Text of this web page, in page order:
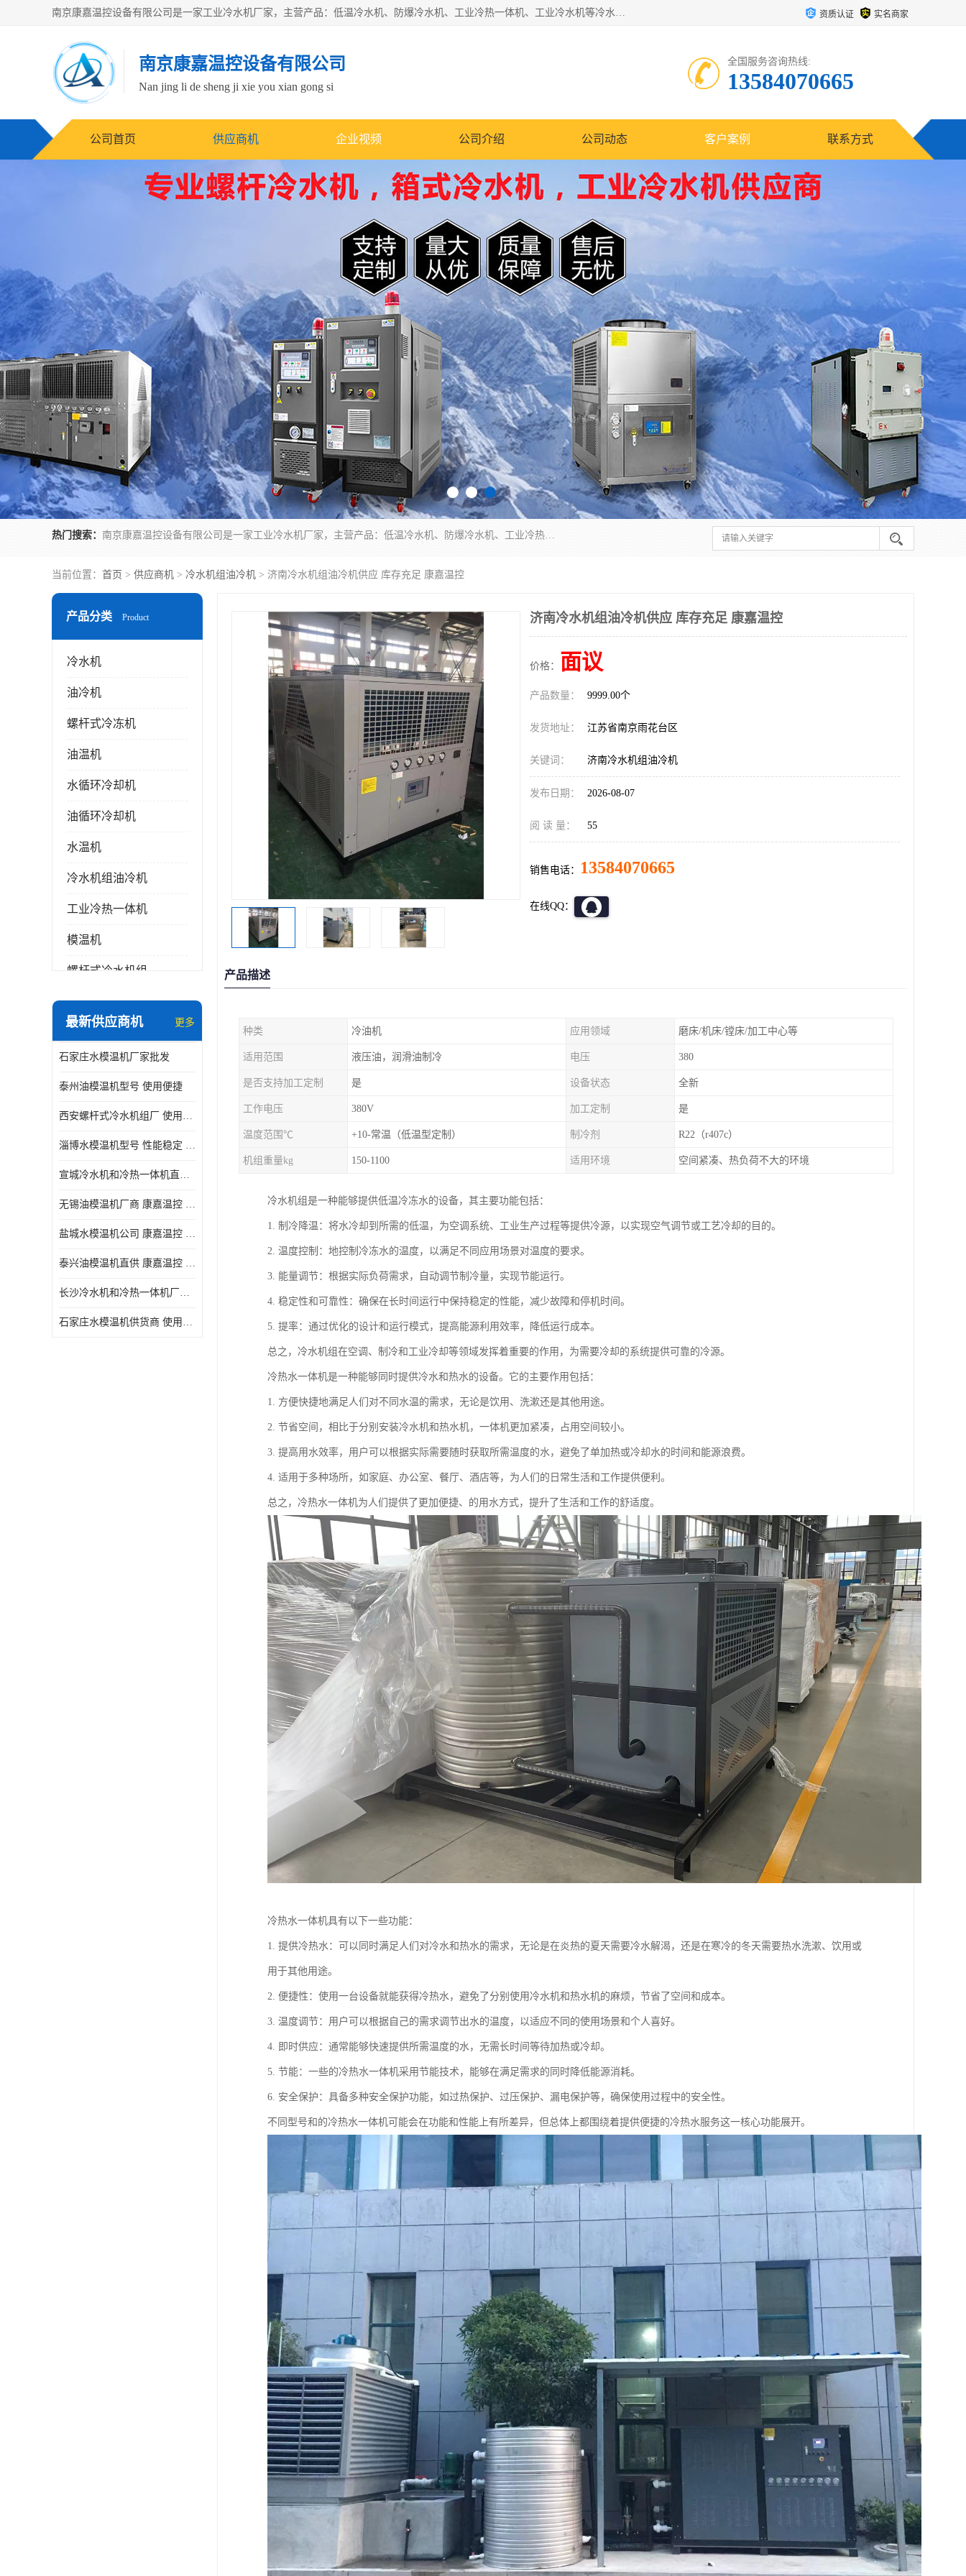
南京康嘉温控设备有限公司是一家工业冷水机厂家，主营产品：低温冷水机、防爆冷水机、工业冷热一体机、工业冷水机等冷水机，公司依托南京工业大学的技术，汇集众多业内技术，不断管理模式，使得我们的产品始终处于国内成员之一水平，在业界享有很高赞誉，是欧洲、北美、中东、东南亚等多个国家和地区。 资质认证 实名商家
南京康嘉温控设备有限公司
Nan jing li de sheng ji xie you xian gong si
全国服务咨询热线:
13584070665
公司首页 供应商机 企业视频 公司介绍 公司动态 客户案例 联系方式
热门搜索： 南京康嘉温控设备有限公司是一家工业冷水机厂家，主营产品：低温冷水机、防爆冷水机、工业冷热一体机、工业冷水机等冷水机，公司依托南京工业大学的技术，汇集众多业内技术，不断管理模式，使得我们的产品始终处于国内成员之一水平，在业界享有很高赞誉，是欧洲、北美、中东、东南亚等多个国家和地区。
当前位置： 首页 > 供应商机 > 冷水机组油冷机 > 济南冷水机组油冷机供应 库存充足 康嘉温控
产品分类 Product
冷水机
油冷机
螺杆式冷冻机
油温机
水循环冷却机
油循环冷却机
水温机
冷水机组油冷机
工业冷热一体机
模温机
螺杆式冷水机组
冷水机和冷热一体机
防爆冷水机
最新供应商机 更多
石家庄水模温机厂家批发
泰州油模温机型号 使用便捷
西安螺杆式冷水机组厂 使用便捷
淄博水模温机型号 性能稳定 康嘉温控
宣城冷水机和冷热一体机直供 操作方便
无锡油模温机厂商 康嘉温控 性能稳定
盐城水模温机公司 康嘉温控 操作方便
泰兴油模温机直供 康嘉温控 使用便捷
长沙冷水机和冷热一体机厂家电话 库存充足
石家庄水模温机供货商 使用便捷
济南冷水机组油冷机供应 库存充足 康嘉温控
价格： 面议
产品数量： 9999.00个
发货地址： 江苏省南京雨花台区
关键词： 济南冷水机组油冷机
发布日期： 2026-08-07
阅 读 量： 55
销售电话： 13584070665
在线QQ：
产品描述
种类 冷油机 应用领域 磨床/机床/镗床/加工中心等
适用范围 液压油，润滑油制冷 电压 380
是否支持加工定制 是 设备状态 全新
工作电压 380V 加工定制 是
温度范围℃ +10-常温（低温型定制） 制冷剂 R22（r407c）
机组重量kg 150-1100 适用环境 空间紧凑、热负荷不大的环境
冷水机组是一种能够提供低温冷冻水的设备，其主要功能包括：
1. 制冷降温：将水冷却到所需的低温，为空调系统、工业生产过程等提供冷源，以实现空气调节或工艺冷却的目的。
2. 温度控制：地控制冷冻水的温度，以满足不同应用场景对温度的要求。
3. 能量调节：根据实际负荷需求，自动调节制冷量，实现节能运行。
4. 稳定性和可靠性：确保在长时间运行中保持稳定的性能，减少故障和停机时间。
5. 提率：通过优化的设计和运行模式，提高能源利用效率，降低运行成本。
总之，冷水机组在空调、制冷和工业冷却等领域发挥着重要的作用，为需要冷却的系统提供可靠的冷源。
冷热水一体机是一种能够同时提供冷水和热水的设备。它的主要作用包括：
1. 方便快捷地满足人们对不同水温的需求，无论是饮用、洗漱还是其他用途。
2. 节省空间，相比于分别安装冷水机和热水机，一体机更加紧凑，占用空间较小。
3. 提高用水效率，用户可以根据实际需要随时获取所需温度的水，避免了单加热或冷却水的时间和能源浪费。
4. 适用于多种场所，如家庭、办公室、餐厅、酒店等，为人们的日常生活和工作提供便利。
总之，冷热水一体机为人们提供了更加便捷、的用水方式，提升了生活和工作的舒适度。
冷热水一体机具有以下一些功能：
1. 提供冷热水：可以同时满足人们对冷水和热水的需求，无论是在炎热的夏天需要冷水解渴，还是在寒冷的冬天需要热水洗漱、饮用或
用于其他用途。
2. 便捷性：使用一台设备就能获得冷热水，避免了分别使用冷水机和热水机的麻烦，节省了空间和成本。
3. 温度调节：用户可以根据自己的需求调节出水的温度，以适应不同的使用场景和个人喜好。
4. 即时供应：通常能够快速提供所需温度的水，无需长时间等待加热或冷却。
5. 节能：一些的冷热水一体机采用节能技术，能够在满足需求的同时降低能源消耗。
6. 安全保护：具备多种安全保护功能，如过热保护、过压保护、漏电保护等，确保使用过程中的安全性。
不同型号和的冷热水一体机可能会在功能和性能上有所差异，但总体上都围绕着提供便捷的冷热水服务这一核心功能展开。